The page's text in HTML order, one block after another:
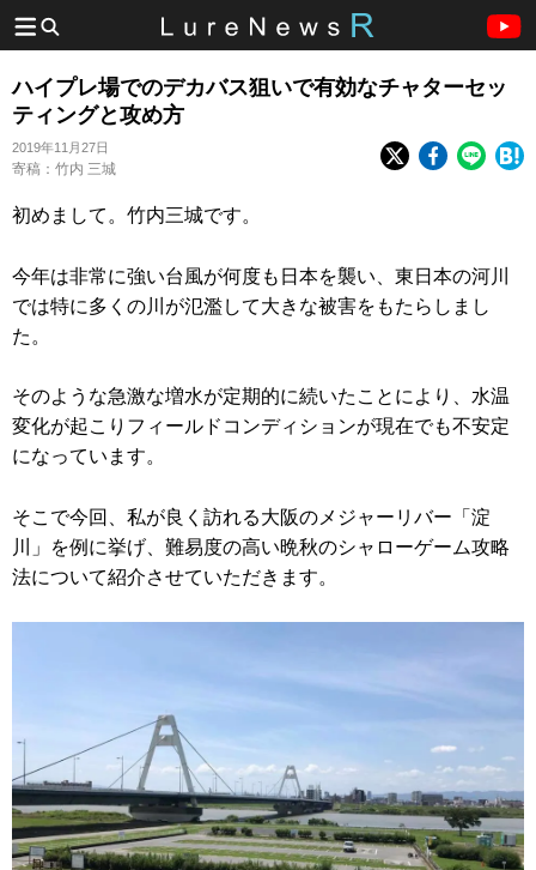
ハイプレ場でのデカバス狙いで有効なチャターセッ
ティングと攻め方
2019年11月27日
寄稿：竹内 三城
初めまして。竹内三城です。
今年は非常に強い台風が何度も日本を襲い、東日本の河川
では特に多くの川が氾濫して大きな被害をもたらしまし
た。
そのような急激な増水が定期的に続いたことにより、水温
変化が起こりフィールドコンディションが現在でも不安定
になっています。
そこで今回、私が良く訪れる大阪のメジャーリバー「淀
川」を例に挙げ、難易度の高い晩秋のシャローゲーム攻略
法について紹介させていただきます。